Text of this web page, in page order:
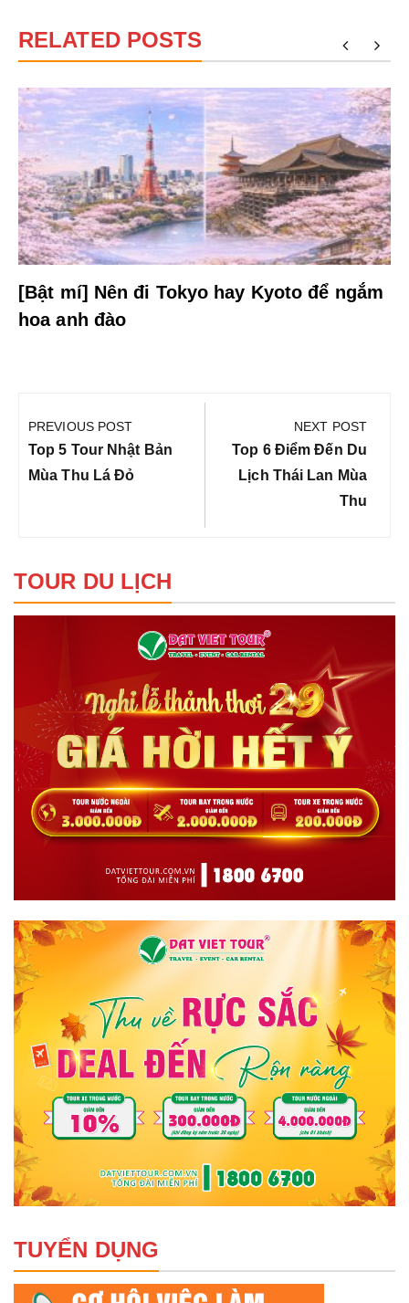
RELATED POSTS
[Bật mí] Nên đi Tokyo hay Kyoto để ngắm
hoa anh đào
hướng
bài
viết
PREVIOUS POST
Previous
Post:
Top 5 Tour Nhật Bản
Mùa Thu Lá Đỏ
NEXT POST
Next
Post:
Top 6 Điểm Đến Du
Lịch Thái Lan Mùa
Thu
TOUR DU LỊCH
TUYỂN DỤNG